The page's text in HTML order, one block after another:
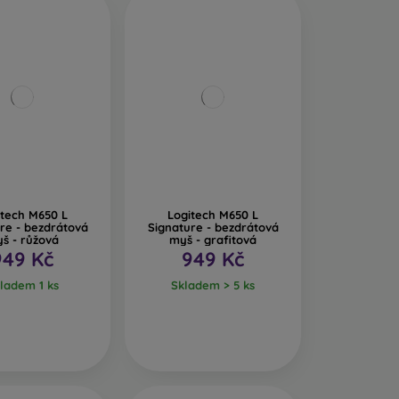
M650 L
- bezdrátová
- růžová
Kč
1 ks
Logitech M650 L
Signature - bezdrátová
myš - grafitová
949 Kč
Skladem > 5 ks